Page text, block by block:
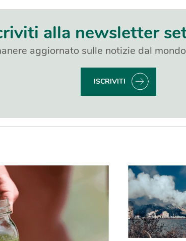
alla newsletter
aggiornato sulle notizie dal
ISCRIVITI